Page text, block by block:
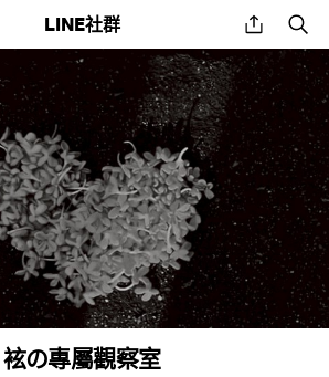
LINE社群 share
袨の專屬觀察室